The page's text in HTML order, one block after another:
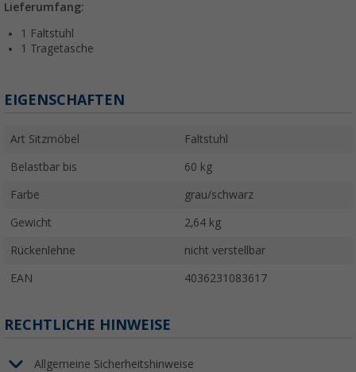
Lieferumfang:
1 Faltstuhl
1 Tragetasche
EIGENSCHAFTEN
Art Sitzmöbel Faltstuhl
Belastbar bis 60 kg
Farbe grau/schwarz
Gewicht 2,64 kg
Rückenlehne nicht verstellbar
EAN 4036231083617
RECHTLICHE HINWEISE
Allgemeine Sicherheitshinweise